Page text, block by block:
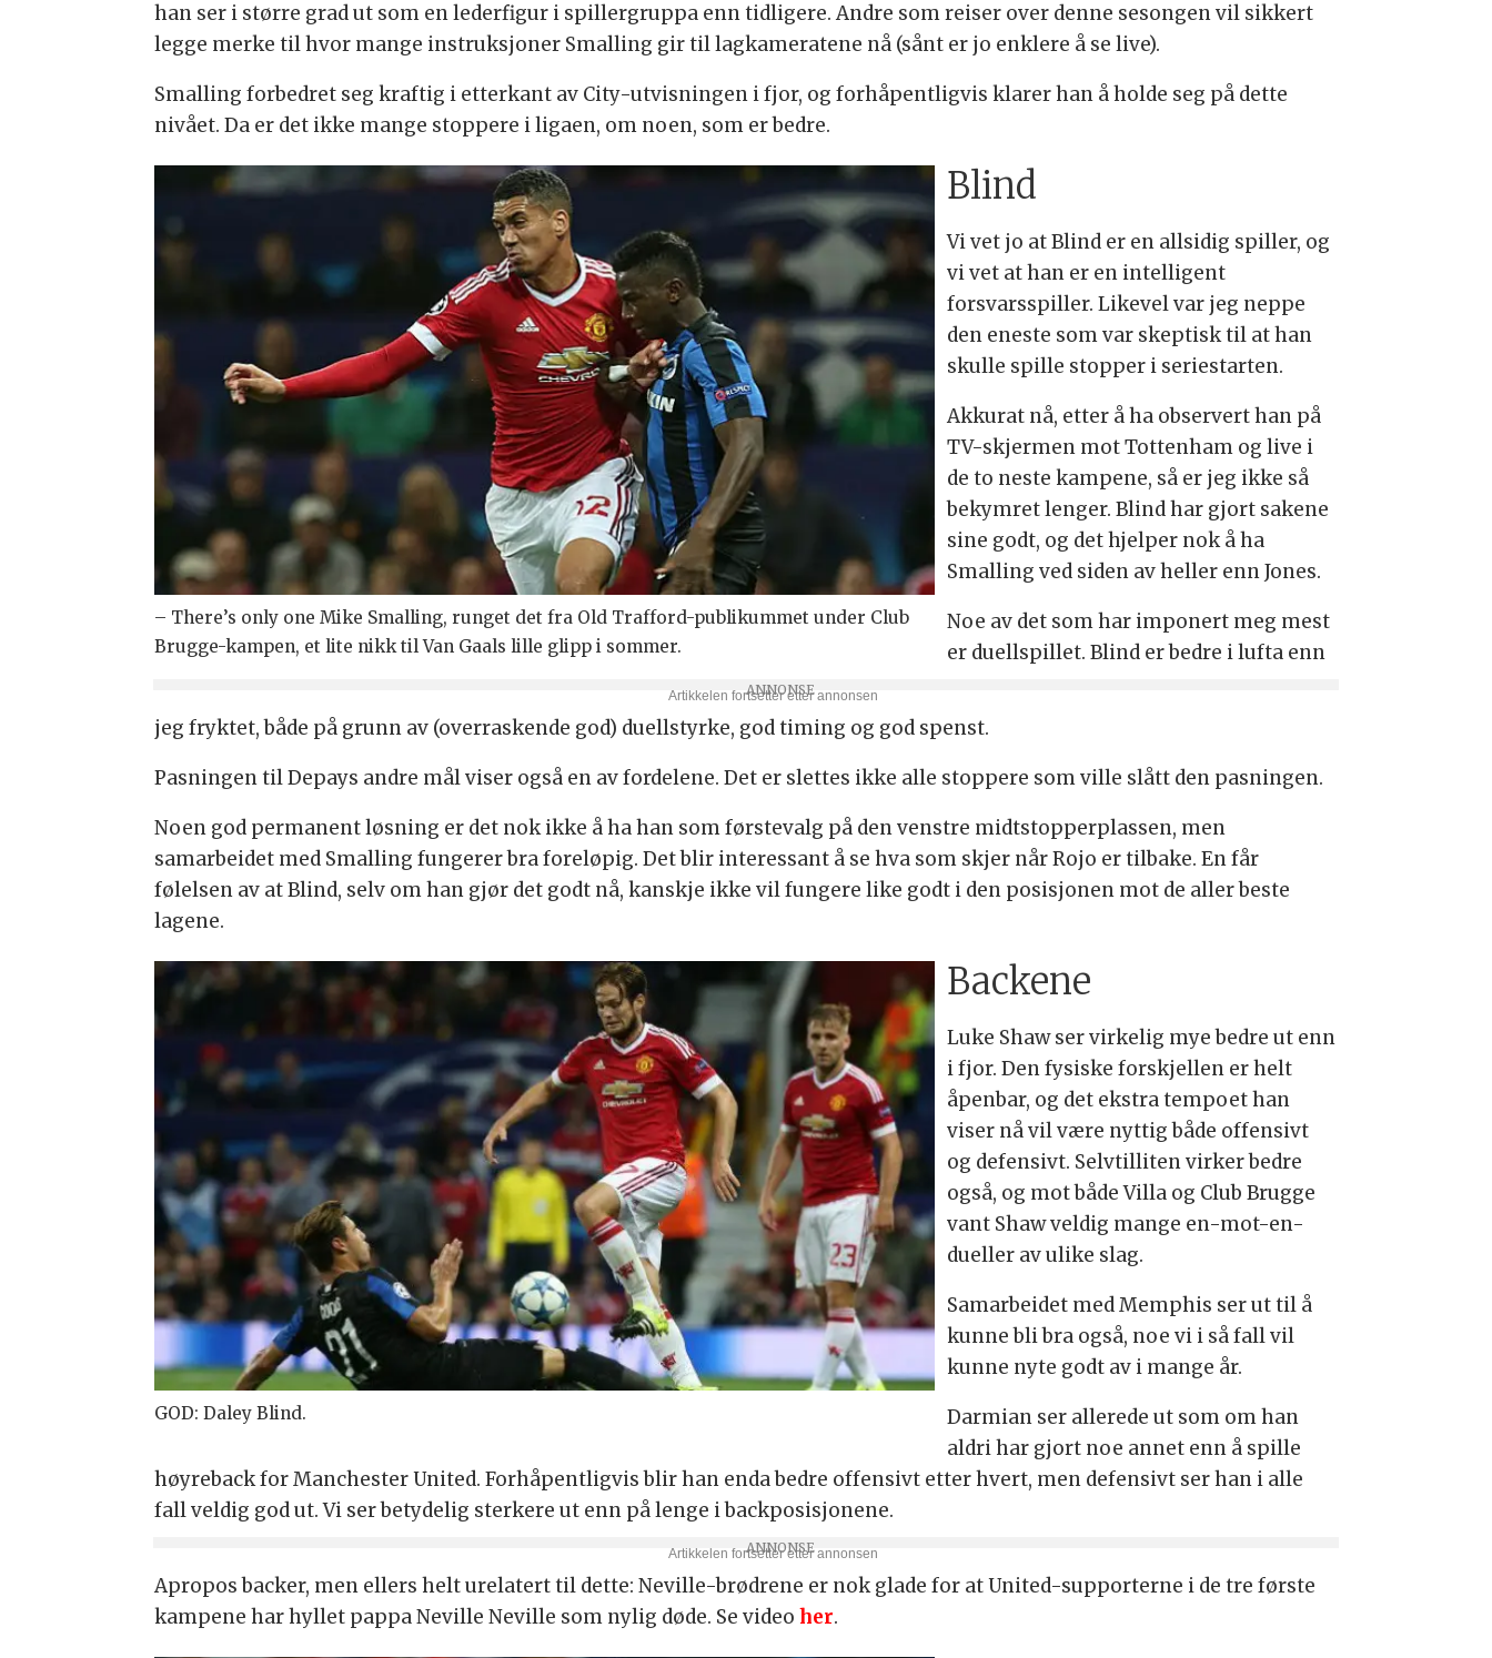
han ser i større grad ut som en lederfigur i spillergruppa enn tidligere. Andre som reiser over denne sesongen vil sikkert
legge merke til hvor mange instruksjoner Smalling gir til lagkameratene nå (sånt er jo enklere å se live).
Smalling forbedret seg kraftig i etterkant av City-utvisningen i fjor, og forhåpentligvis klarer han å holde seg på dette
nivået. Da er det ikke mange stoppere i ligaen, om noen, som er bedre.
– There’s only one Mike Smalling, runget det fra Old Trafford-publikummet under Club
Brugge-kampen, et lite nikk til Van Gaals lille glipp i sommer.
Blind
Vi vet jo at Blind er en allsidig spiller, og
vi vet at han er en intelligent
forsvarsspiller. Likevel var jeg neppe
den eneste som var skeptisk til at han
skulle spille stopper i seriestarten.
Akkurat nå, etter å ha observert han på
TV-skjermen mot Tottenham og live i
de to neste kampene, så er jeg ikke så
bekymret lenger. Blind har gjort sakene
sine godt, og det hjelper nok å ha
Smalling ved siden av heller enn Jones.
Noe av det som har imponert meg mest
er duellspillet. Blind er bedre i lufta enn
jeg fryktet, både på grunn av (overraskende god) duellstyrke, god timing og god spenst.
Pasningen til Depays andre mål viser også en av fordelene. Det er slettes ikke alle stoppere som ville slått den pasningen.
Noen god permanent løsning er det nok ikke å ha han som førstevalg på den venstre midtstopperplassen, men
samarbeidet med Smalling fungerer bra foreløpig. Det blir interessant å se hva som skjer når Rojo er tilbake. En får
følelsen av at Blind, selv om han gjør det godt nå, kanskje ikke vil fungere like godt i den posisjonen mot de aller beste
lagene.
GOD: Daley Blind.
Backene
Luke Shaw ser virkelig mye bedre ut enn
i fjor. Den fysiske forskjellen er helt
åpenbar, og det ekstra tempoet han
viser nå vil være nyttig både offensivt
og defensivt. Selvtilliten virker bedre
også, og mot både Villa og Club Brugge
vant Shaw veldig mange en-mot-en-
dueller av ulike slag.
Samarbeidet med Memphis ser ut til å
kunne bli bra også, noe vi i så fall vil
kunne nyte godt av i mange år.
Darmian ser allerede ut som om han
aldri har gjort noe annet enn å spille
høyreback for Manchester United. Forhåpentligvis blir han enda bedre offensivt etter hvert, men defensivt ser han i alle
fall veldig god ut. Vi ser betydelig sterkere ut enn på lenge i backposisjonene.
Apropos backer, men ellers helt urelatert til dette: Neville-brødrene er nok glade for at United-supporterne i de tre første
kampene har hyllet pappa Neville Neville som nylig døde. Se videoher.